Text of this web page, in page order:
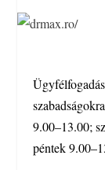
9.00–13.00;
péntek